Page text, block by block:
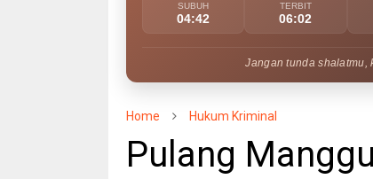
SUBUH
04:42
TERBIT
06:02
Jangan tunda shalatmu,
Home Hukum Kriminal
Pulang